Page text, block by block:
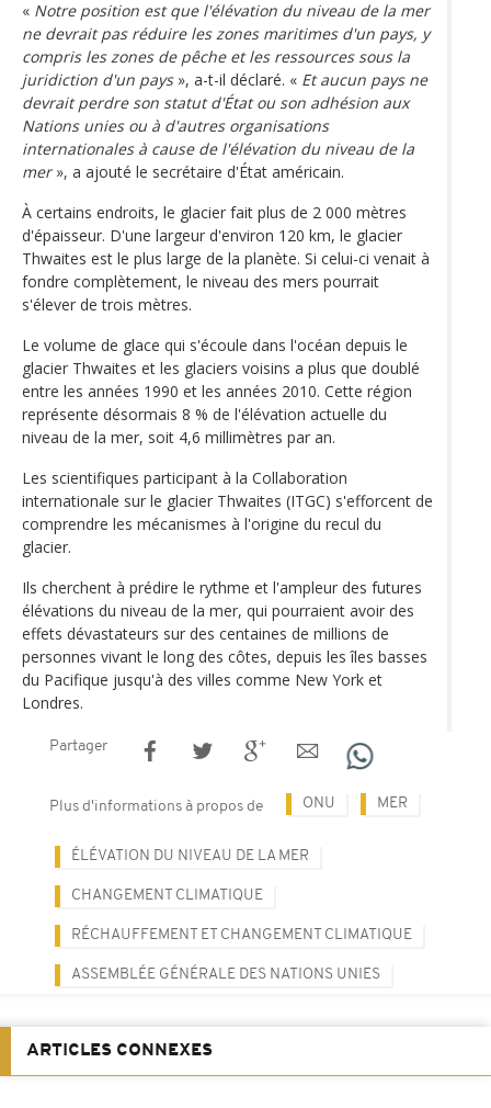
« Notre position est que l'élévation du niveau de la mer
ne devrait pas réduire les zones maritimes d'un pays, y
compris les zones de pêche et les ressources sous la
juridiction d'un pays», a-t-il déclaré. « Et aucun pays ne
devrait perdre son statut d'État ou son adhésion aux
Nations unies ou à d'autres organisations
internationales à cause de l'élévation du niveau de la
mer», a ajouté le secrétaire d'État américain.
À certains endroits, le glacier fait plus de 2 000 mètres
d'épaisseur. D'une largeur d'environ 120 km, le glacier
Thwaites est le plus large de la planète. Si celui-ci venait à
fondre complètement, le niveau des mers pourrait
s'élever de trois mètres.
Le volume de glace qui s'écoule dans l'océan depuis le
glacier Thwaites et les glaciers voisins a plus que doublé
entre les années 1990 et les années 2010. Cette région
représente désormais 8 % de l'élévation actuelle du
niveau de la mer, soit 4,6 millimètres par an.
Les scientifiques participant à la Collaboration
internationale sur le glacier Thwaites (ITGC) s'efforcent de
comprendre les mécanismes à l'origine du recul du
glacier.
Ils cherchent à prédire le rythme et l'ampleur des futures
élévations du niveau de la mer, qui pourraient avoir des
effets dévastateurs sur des centaines de millions de
personnes vivant le long des côtes, depuis les îles basses
du Pacifique jusqu'à des villes comme New York et
Londres.
Partager
Plus d'informations à propos de ONU MER
ÉLÉVATION DU NIVEAU DE LA MER
CHANGEMENT CLIMATIQUE
RÉCHAUFFEMENT ET CHANGEMENT CLIMATIQUE
ASSEMBLÉE GÉNÉRALE DES NATIONS UNIES
ARTICLES CONNEXES